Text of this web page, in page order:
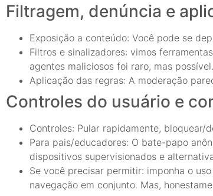
Filtragem, denúncia e
Exposição a conteúdo: Você pode se
Filtros e sinalizadores: vimos
agentes maliciosos foi raro, mas possível.
Aplicação das regras: A moderação
Controles do usuário e
Controles: Pular rapidamente, bloquear/
Para pais/educadores: O bate-papo
dispositivos supervisionados e
Se você precisar permitir: imponha o
navegação em conjunto. Mas,